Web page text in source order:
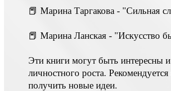
📕 Марина Таргакова - "Сильная
📕 Марина Ланская - "Искусство
Эти книги могут быть интересны
личностного роста.
получить новые идеи.